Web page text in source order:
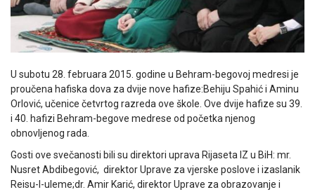
U subotu 28. februara 2015. godine u Behram-begovoj medresi je
proučena hafiska dova za dvije nove hafize:Behiju Spahić i Aminu
Orlović, učenice četvrtog razreda ove škole. Ove dvije hafize su 39.
i 40. hafizi Behram-begove medrese od početka njenog
obnovljenog rada.
Gosti ove svečanosti bili su direktori uprava Rijaseta IZ u BiH: mr.
Nusret Abdibegović, direktor Uprave za vjerske poslove i izaslanik
Reisu-l-uleme;dr. Amir Karić, direktor Uprave za obrazovanje i